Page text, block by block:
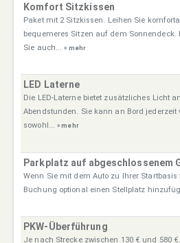
Komfort Sitzkissen
Paket mit 2 Sitzkissen. Leihen Sie
bequemeres Sitzen auf dem Sonnendeck.
Sie auch...» mehr
LED Laterne
Die LED-Laterne bietet zusätzliches Licht
Abendstunden. Sie kann an Bord
sowohl...» mehr
Parkplatz auf abgeschlossenem
Wenn Sie mit dem Auto zu Ihrer
Buchung optional einen Stellplatz
PKW-Überführung
Je nach Strecke zwischen 130 € und 580